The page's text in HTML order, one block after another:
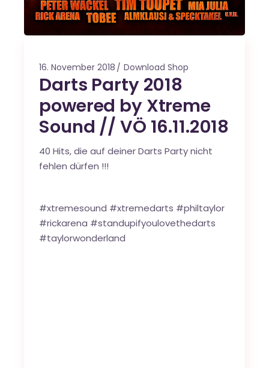
16. November 2018 Download Shop
Darts Party 2018
powered by Xtreme
Sound // VÖ 16.11.2018
40 Hits, die auf deiner Darts Party nicht
fehlen dürfen !!!
#xtremesound #xtremedarts #philtaylor
#rickarena #standupifyoulovethedarts
#taylorwonderland